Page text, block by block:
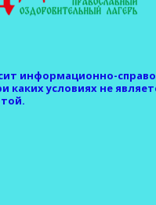
информационно-
каких условиях не